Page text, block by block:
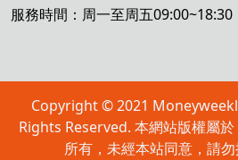
服務時間：周一至周五09:00~18:30
Copyright © 2021
Rights Reserved. 本網站版權屬
所有，未經本站同意，請